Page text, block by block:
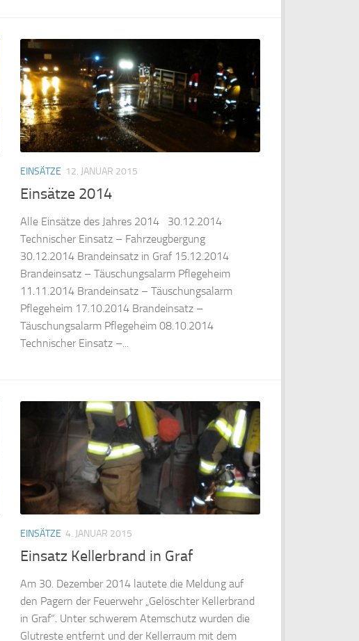
EINSÄTZE 12. JANUAR 2015
Einsätze 2014
Alle Einsätze des Jahres 2014 30.12.2014
Technischer Einsatz – Fahrzeugbergung
30.12.2014 Brandeinsatz in Graf 15.12.2014
Brandeinsatz – Täuschungsalarm Pflegeheim
11.11.2014 Brandeinsatz – Täuschungsalarm
Pflegeheim 17.10.2014 Brandeinsatz –
Täuschungsalarm Pflegeheim 08.10.2014
Technischer Einsatz –...
EINSÄTZE 4. JANUAR 2015
Einsatz Kellerbrand in Graf
Am 30. Dezember 2014 lautete die Meldung auf
den Pagern der Feuerwehr „Gelöschter Kellerbrand
in Graf“. Unter schwerem Atemschutz wurden die
Glutreste entfernt und der Kellerraum mit dem